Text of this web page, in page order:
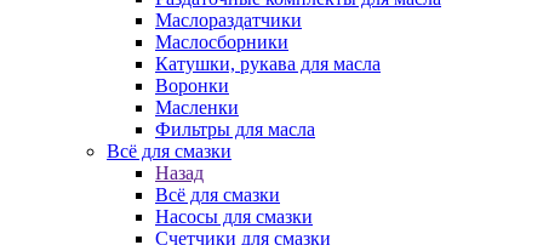
Маслораздатчики
Маслосборники
Катушки, рукава для масла
Воронки
Масленки
Фильтры для масла
Всё для смазки
Назад
Всё для смазки
Насосы для смазки
Счетчики для смазки